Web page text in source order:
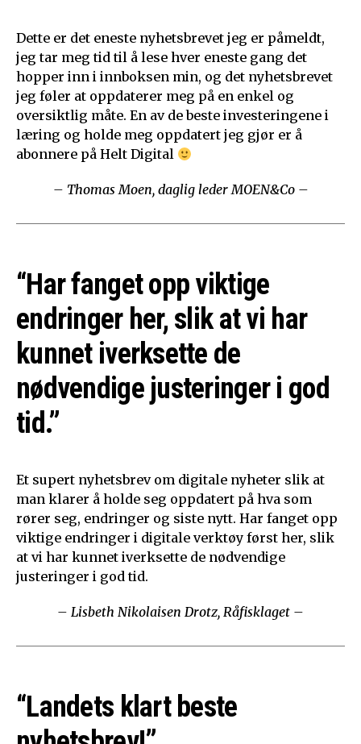
Dette er det eneste nyhetsbrevet jeg er påmeldt,
jeg tar meg tid til å lese hver eneste gang det
hopper inn i innboksen min, og det nyhetsbrevet
jeg føler at oppdaterer meg på en enkel og
oversiktlig måte. En av de beste investeringene i
læring og holde meg oppdatert jeg gjør er å
abonnere på Helt Digital
– Thomas Moen, daglig leder MOEN&Co –
“Har fanget opp viktige
endringer her, slik at vi har
kunnet iverksette de
nødvendige justeringer i god
tid.”
Et supert nyhetsbrev om digitale nyheter slik at
man klarer å holde seg oppdatert på hva som
rører seg, endringer og siste nytt. Har fanget opp
viktige endringer i digitale verktøy først her, slik
at vi har kunnet iverksette de nødvendige
justeringer i god tid.
– Lisbeth Nikolaisen Drotz, Råfisklaget –
“Landets klart beste